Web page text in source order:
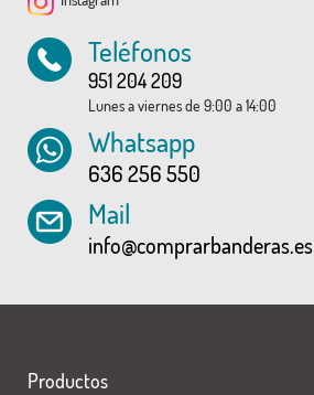
Teléfonos
951 204 209
Lunes a viernes de 9:00 a 14:00
Whatsapp
636 256 550
Mail
info@comprarbanderas.es
Productos